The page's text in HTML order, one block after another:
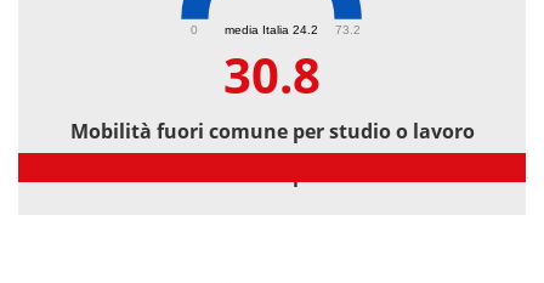
media Italia 24.2
0 73.2
30.8
Mobilità fuori comune per studio o lavoro